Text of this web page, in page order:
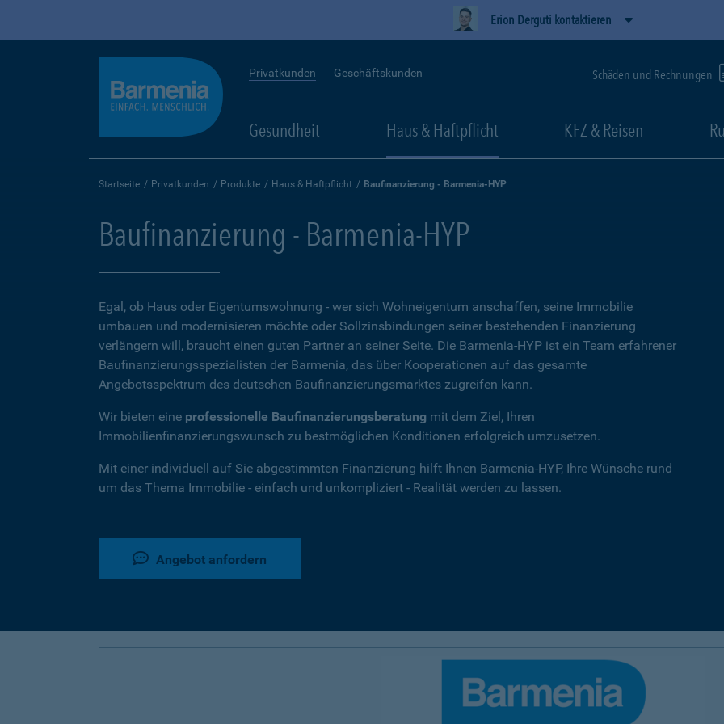
Erion Derguti kontaktieren
Privatkunden Geschäftskunden Schäden und Rechnungen
Gesundheit Haus & Haftpflicht KFZ & Reisen
Startseite Privatkunden Produkte Haus & Haftpflicht Baufinanzierung - Barmenia-HYP
Baufinanzierung - Barmenia-HYP
Egal, ob Haus oder Eigentumswohnung - wer sich Wohneigentum anschaffen, seine Immobilie
umbauen und modernisieren möchte oder Sollzinsbindungen seiner bestehenden Finanzierung
verlängern will, braucht einen guten Partner an seiner Seite. Die Barmenia-HYP ist ein Team erfahrener
Baufinanzierungsspezialisten der Barmenia, das über Kooperationen auf das gesamte
Angebotsspektrum des deutschen Baufinanzierungsmarktes zugreifen kann.
Wir bieten eine professionelle Baufinanzierungsberatung mit dem Ziel, Ihren
Immobilienfinanzierungswunsch zu bestmöglichen Konditionen erfolgreich umzusetzen.
Mit einer individuell auf Sie abgestimmten Finanzierung hilft Ihnen Barmenia-HYP, Ihre Wünsche rund
um das Thema Immobilie - einfach und unkompliziert - Realität werden zu lassen.
Angebot anfordern